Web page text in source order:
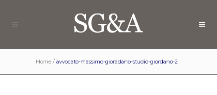
Home / avvocato-massimo-gioradano-studio-giordano-2